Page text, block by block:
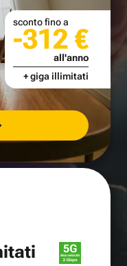
sconto fino a
-312 €
all'anno
+ giga illimitati